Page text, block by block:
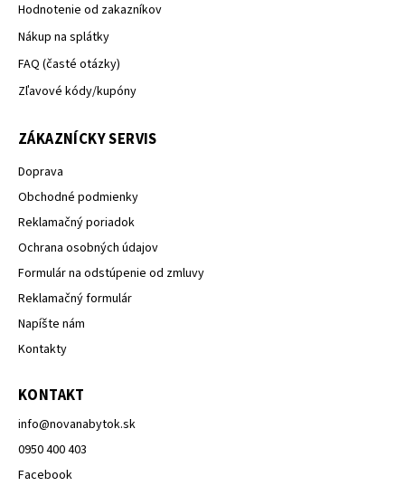
Hodnotenie od zakazníkov
Nákup na splátky
FAQ (časté otázky)
Zľavové kódy/kupóny
ZÁKAZNÍCKY SERVIS
Doprava
Obchodné podmienky
Reklamačný poriadok
Ochrana osobných údajov
Formulár na odstúpenie od zmluvy
Reklamačný formulár
Napíšte nám
Kontakty
KONTAKT
info@novanabytok.sk
0950 400 403
Facebook